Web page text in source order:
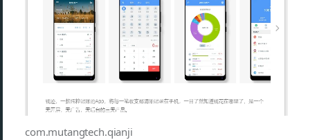
com.mutangtech.qianji